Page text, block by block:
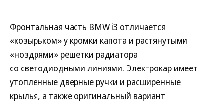
Фронтальная часть BMW i3 отличается
«козырьком» у кромки капота и растянутыми
«ноздрями» решетки радиатора
со светодиодными линиями. Электрокар имеет
утопленные дверные ручки и расширенные
крылья, а также оригинальный вариант